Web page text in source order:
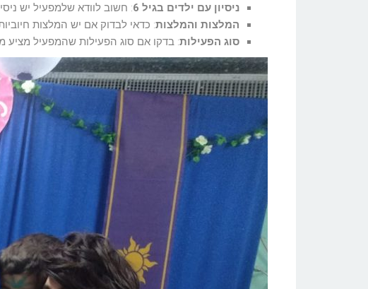
ניסיון עם ילדים בגיל 6
: חשוב לוודא שלמפעיל יש
המלצות והמלצות: כדאי לבדוק אם יש המלצות
סוג הפעילות: בדקו אם סוג הפעילות שהמפעיל מציע